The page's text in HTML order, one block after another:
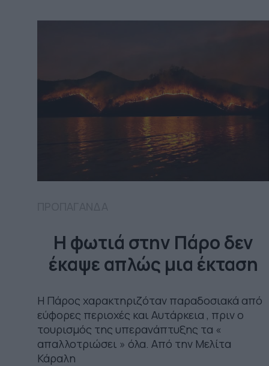
Η φωτιά στην Πάρο δεν
έκαψε απλώς μια έκταση
Η Πάρος χαρακτηριζόταν παραδοσιακά από
εύφορες περιοχές και Αυτάρκεια , πριν ο
τουρισμός της υπερανάπτυξης τα «
απαλλοτριώσει » όλα. Από την Μελίτα
Κάραλη